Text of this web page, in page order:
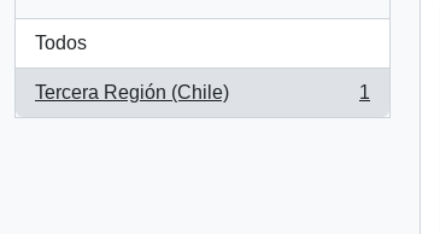
Todos
Tercera Región (Chile)
, 1 resultados
1